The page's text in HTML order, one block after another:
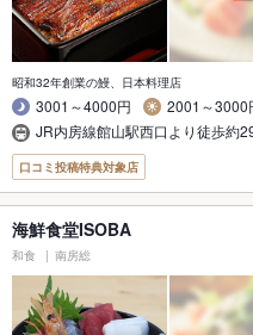
昭和32年創業の鰻、日本料理店
3001～4000円
2001～3000
JR内房線館山駅西口より徒歩約
口コミ投稿特典対象店
海鮮食堂ISOBA
和食 南房総